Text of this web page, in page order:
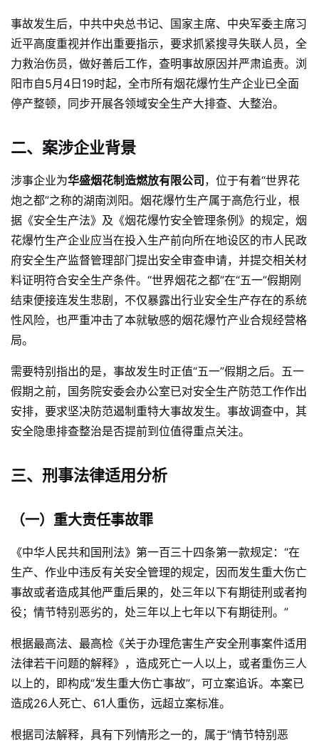
事故发生后，中共中央总书记、国家主席、中央军委主席习
近平高度重视并作出重要指示，要求抓紧搜寻失联人员，全
力救治伤员，做好善后工作，查明事故原因并严肃追责。浏
阳市自5月4日19时起，全市所有烟花爆竹生产企业已全面
停产整顿，同步开展各领域安全生产大排查、大整治。
二、案涉企业背景
涉事企业为华盛烟花制造燃放有限公司 ，位于有着“世界花
炮之都”之称的湖南浏阳。烟花爆竹生产属于高危行业，根
据《安全生产法》及《烟花爆竹安全管理条例》的规定，烟
花爆竹生产企业应当在投入生产前向所在地设区的市人民政
府安全生产监督管理部门提出安全审查申请，并提交相关材
料证明符合安全生产条件。“世界烟花之都”在“五一”假期刚
结束便接连发生悲剧，不仅暴露出行业安全生产存在的系统
性风险，也严重冲击了本就敏感的烟花爆竹产业合规经营格
局。
需要特别指出的是，事故发生时正值“五一”假期之后。五一
假期之前，国务院安委会办公室已对安全生产防范工作作出
安排，要求坚决防范遏制重特大事故发生。事故调查中，其
安全隐患排查整治是否提前到位值得重点关注。
三、刑事法律适用分析
（一）重大责任事故罪
《中华人民共和国刑法》第一百三十四条第一款规定：“在
生产、作业中违反有关安全管理的规定，因而发生重大伤亡
事故或者造成其他严重后果的，处三年以下有期徒刑或者拘
役；情节特别恶劣的，处三年以上七年以下有期徒刑。”
根据最高法、最高检《关于办理危害生产安全刑事案件适用
法律若干问题的解释》，造成死亡一人以上，或者重伤三人
以上的，即构成“发生重大伤亡事故”，可立案追诉。本案已
造成26人死亡、61人重伤，远超立案标准。
根据司法解释，具有下列情形之一的，属于“情节特别恶